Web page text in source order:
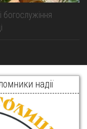
богослужіння
надії